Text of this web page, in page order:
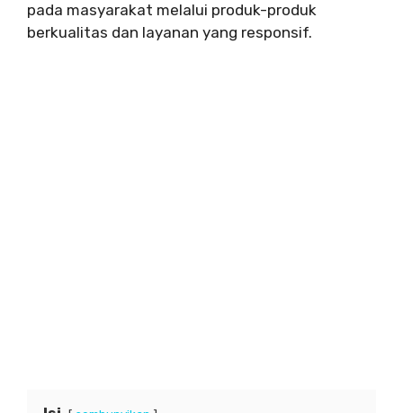
pada masyarakat melalui produk-produk
berkualitas dan layanan yang responsif.